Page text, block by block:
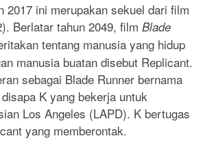
2017 ini merupakan sekuel dari film
Berlatar tahun 2049, film Blade
tentang manusia yang hidup
manusia buatan disebut Replicant.
sebagai Blade Runner bernama
K yang bekerja untuk
Los Angeles (LAPD). K bertugas
yang memberontak.